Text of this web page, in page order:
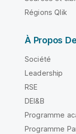
Régions Qlik
À Propos
Société
Leadership
RSE
DEI&B
Programme
Programme